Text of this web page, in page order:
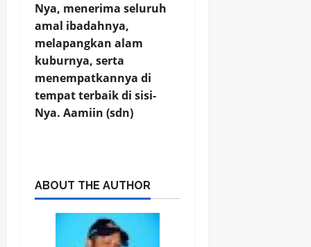
Nya, menerima seluruh
amal ibadahnya,
melapangkan alam
kuburnya, serta
menempatkannya di
tempat terbaik di sisi-
Nya. Aamiin (sdn)
ABOUT THE AUTHOR